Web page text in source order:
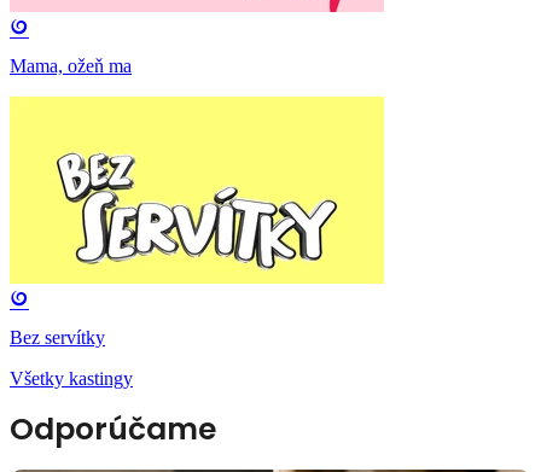
Mama, ožeň ma
Bez servítky
Všetky kastingy
Odporúčame